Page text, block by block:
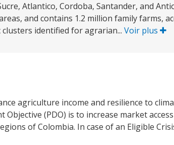
Atlantico, Cordoba, Santander, and
and contains 1.2 million family farms,
identified for agrarian... Voir plus
agriculture income and resilience to
(PDO) is to increase market
of Colombia. In case of an Eligible